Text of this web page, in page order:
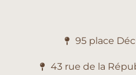
95 place
43 rue de la